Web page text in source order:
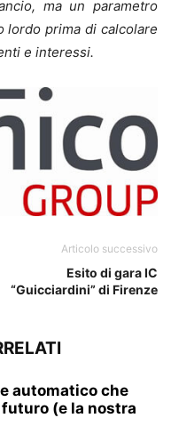
ma un parametro
lordo prima di calcolare
e interessi.
Articolo successivo
Esito di gara IC
“Guicciardini” di Firenze
automatico che
(e la nostra